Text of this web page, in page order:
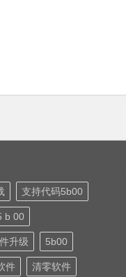
支持代码5b00
b 00
升级 5b00
件 清零软件